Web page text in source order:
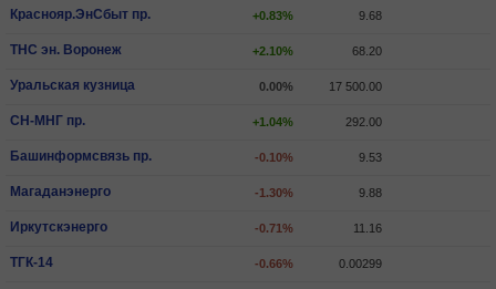
Краснояр.ЭнСбыт пр. +0.83% 9.68
ТНС эн. Воронеж +2.10% 68.20
Уральская кузница 0.00% 17 500.00
СН-МНГ пр. +1.04% 292.00
Башинформсвязь пр. -0.10% 9.53
Магаданэнерго -1.30% 9.88
Иркутскэнерго -0.71% 11.16
ТГК-14 -0.66% 0.00299